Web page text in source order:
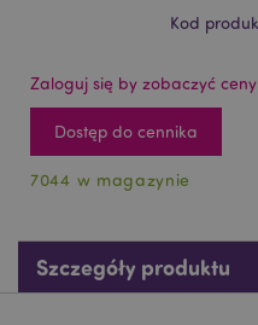
Kod
Zaloguj się by zobaczyć ceny
Dostęp do cennika
7044 w magazynie
Szczegóły produktu